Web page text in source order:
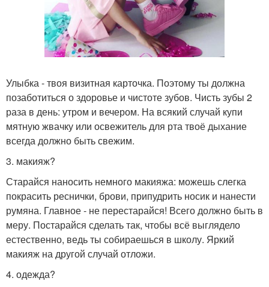
Улыбка - твоя визитная карточка. Поэтому ты должна
позаботиться о здоровье и чистоте зубов. Чисть зубы 2
раза в день: утром и вечером. На всякий случай купи
мятную жвачку или освежитель для рта твоё дыхание
всегда должно быть свежим.
3. макияж?
Старайся наносить немного макияжа: можешь слегка
покрасить реснички, брови, припудрить носик и нанести
румяна. Главное - не перестарайся! Всего должно быть в
меру. Постарайся сделать так, чтобы всё выглядело
естественно, ведь ты собираешься в школу. Яркий
макияж на другой случай отложи.
4. одежда?